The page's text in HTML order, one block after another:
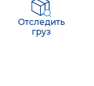
Отследить
груз